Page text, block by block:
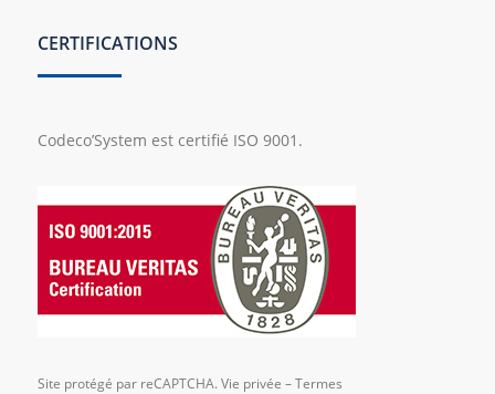
CERTIFICATIONS
Codeco’System est certifié ISO 9001.
Site protégé par reCAPTCHA. Vie privée –Termes